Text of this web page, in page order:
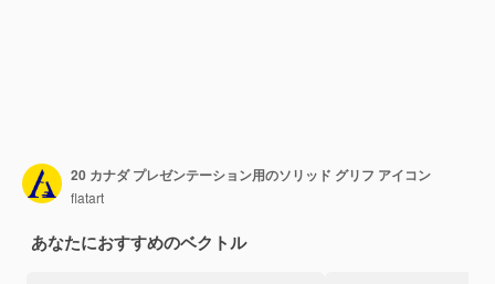
20 カナダ プレゼンテーション用のソリッド グリフ アイコン
flatart
あなたにおすすめのベクトル